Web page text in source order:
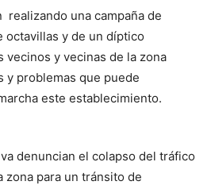
realizando una campaña de
octavillas y de un díptico
vecinos y vecinas de la zona
y problemas que puede
este establecimiento.
denuncian el colapso del tráfico
zona para un tránsito de